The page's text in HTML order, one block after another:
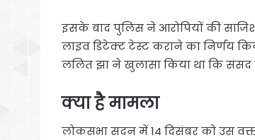
इसके बाद पुलिस ने आरोपियों की
लाइव डिटेक्ट टेस्ट कराने का निर्णय
ललित झा ने खुलासा किया था कि संसद
क्या है मामला
लोकसभा सदन में 14 दिसंबर को उस